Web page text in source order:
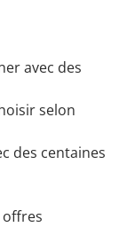
avec des
selon
des centaines